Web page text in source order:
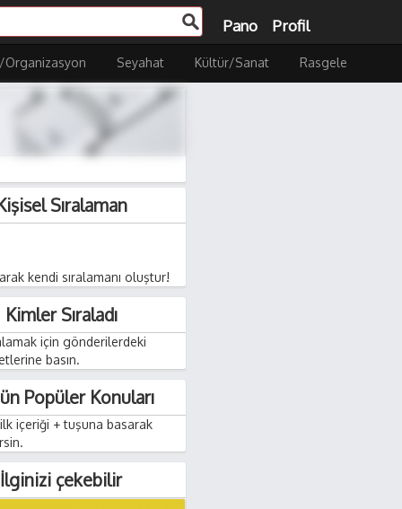
Pano Profil
Organizasyon Seyahat Kültür/Sanat Rasgele
Sıralaman
kendi sıralamanı oluştur!
Kimler Sıraladı
için gönderilerdeki
basın.
Popüler Konuları
içeriği + tuşuna basarak
İlginizi çekebilir